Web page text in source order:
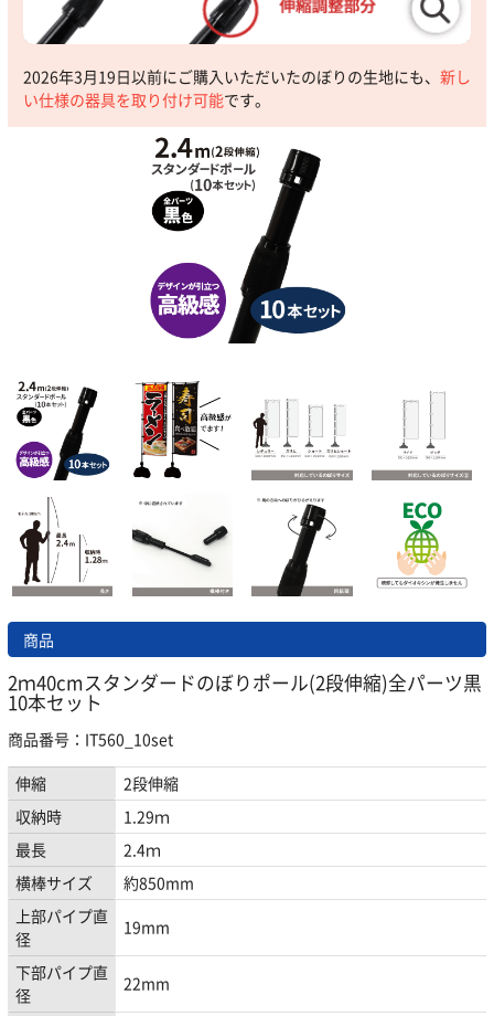
2026年3月19日以前にご購入いただいたのぼりの生地にも、 新し
い仕様の器具を取り付け可能です。
商品
2ｍ40cmスタンダードのぼりポール(2段伸縮)全パーツ黒
10本セット
商品番号：IT560_10set
伸縮
2段伸縮
収納時
1.29ｍ
最長
2.4ｍ
横棒サイズ
約850mm
上部パイプ直
径
19mm
下部パイプ直
径
22mm